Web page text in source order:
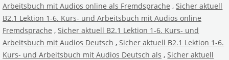
Arbeitsbuch mit Audios online als Fremdsprache , Sicher aktuell
B2.1 Lektion 1-6. Kurs- und Arbeitsbuch mit Audios online
Fremdsprache , Sicher aktuell B2.1 Lektion 1-6. Kurs- und
Arbeitsbuch mit Audios Deutsch , Sicher aktuell B2.1 Lektion 1-6.
Kurs- und Arbeitsbuch mit Audios Deutsch als , Sicher aktuell